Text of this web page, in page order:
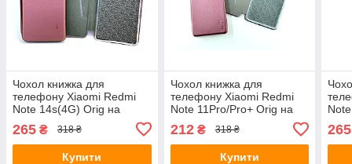
Чохол книжка для
телефону Xiaomi Redmi
Note 14s(4G) Orig на
підставки і кишенею для
карток Marsala 4you
265 ₴ 318 ₴
Купити
Чохол книжка для
телефону Xiaomi Redmi
Note 11Pro/Pro+ Orig на
підставки і кишенею для
карток Marsala 4you
212₴ 318 ₴
Купити
265